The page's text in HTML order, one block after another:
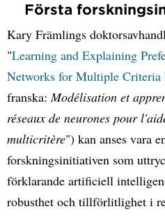
Första
Kary Främlings
"Learning and Explaining
Networks for Multiple
franska:Modélisation et
réseaux de neurones pour
multicritère") kan anses vara
forskningsinitiativen som
förklarande artificiell
robusthet och tillförlitlighet i